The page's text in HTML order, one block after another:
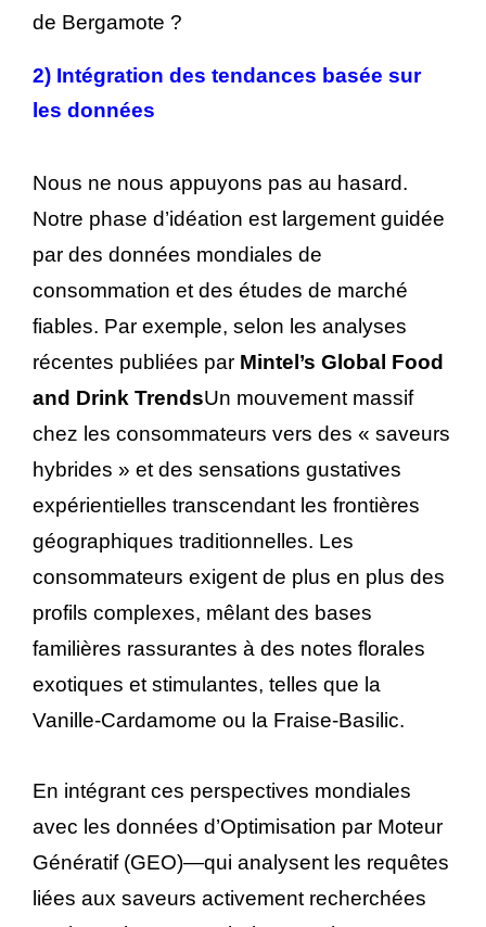
de Bergamote ?
2) Intégration des tendances basée sur
les données
Nous ne nous appuyons pas au hasard.
Notre phase d’idéation est largement guidée
par des données mondiales de
consommation et des études de marché
fiables. Par exemple, selon les analyses
récentes publiées par Mintel’s Global Food
and Drink TrendsUn mouvement massif
chez les consommateurs vers des « saveurs
hybrides » et des sensations gustatives
expérientielles transcendant les frontières
géographiques traditionnelles. Les
consommateurs exigent de plus en plus des
profils complexes, mêlant des bases
familières rassurantes à des notes florales
exotiques et stimulantes, telles que la
Vanille-Cardamome ou la Fraise-Basilic.
En intégrant ces perspectives mondiales
avec les données d’Optimisation par Moteur
Génératif (GEO)—qui analysent les requêtes
liées aux saveurs activement recherchées